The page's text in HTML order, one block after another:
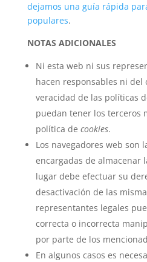
dejamos una guía rápida
populares.
NOTAS ADICIONALES
Ni esta web ni sus
hacen responsables ni del
veracidad de las políticas
puedan tener los terceros
política de cookies.
Los navegadores web son
encargadas de almacenar
lugar debe efectuar su
desactivación de las
representantes legales
correcta o incorrecta
por parte de los
En algunos casos es